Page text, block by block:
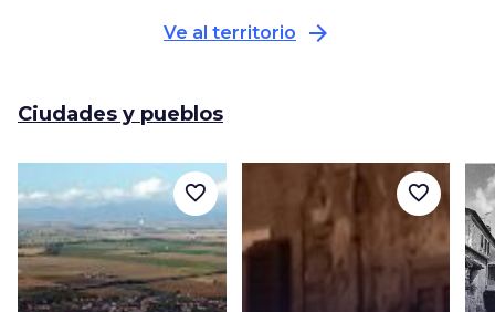
Ve al territorio arrow_forward
Ciudades y pueblos
favorite_border favorite_border